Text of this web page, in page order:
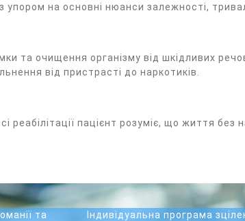
на основні нюанси залежності,
та очищення організму від шкідливих
від пристрасті до наркотиків.
пацієнт розуміє, що життя без
та
Індивідуальна програма